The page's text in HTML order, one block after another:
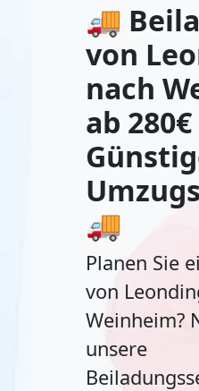
🚚
von
nach
ab 280€
🚚
Planen Sie
von
Weinheim?
unsere